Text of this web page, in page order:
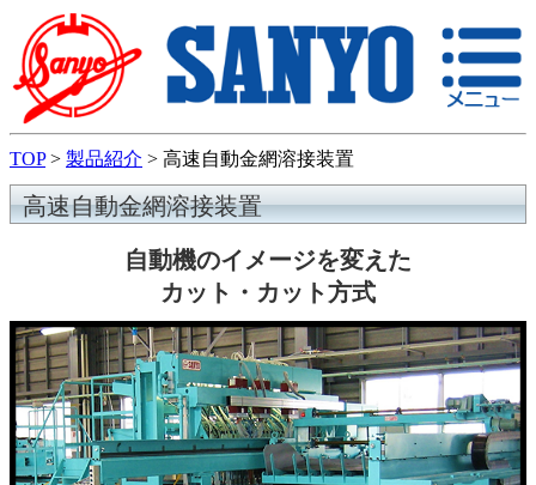
TOP> 製品紹介 > 高速自動金網溶接装置
高速自動金網溶接装置
自動機のイメージを変えた
カット・カット方式